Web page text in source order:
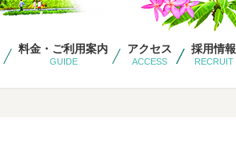
料金・ご利用案内
GUIDE
アクセス
ACCESS
採用情報
RECRUIT